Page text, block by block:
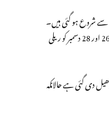
شروع ہو گئی ہیں۔
شہریت ترمیم قانون کے خلاف مظاہرے کی قیادت کرنے والے آل آسام اسٹوڈنٹس یونین نے 21 اور 23 دسمبر کو دھرنا دینے اور 24، 26 اور 28 دسمبر کو ریلی
14 گھنٹے کی ڈھیل دی گئی ہے۔ میگھالیہ کی راجدھانی شیلانگ میں کرفیو میں 14 گھنٹے کی ڈھیل دی گئی ہے حالانکہ